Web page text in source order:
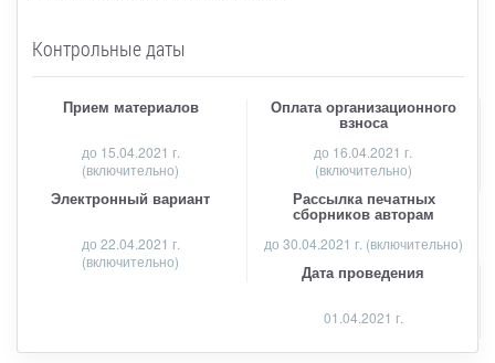
Контрольные даты
Прием материалов
до 15.04.2021 г.
(включительно)
Оплата организационного
взноса
до 16.04.2021 г.
(включительно)
Электронный вариант
до 22.04.2021 г.
(включительно)
Рассылка печатных
сборников авторам
до 30.04.2021 г. (включительно)
Дата проведения
01.04.2021 г.